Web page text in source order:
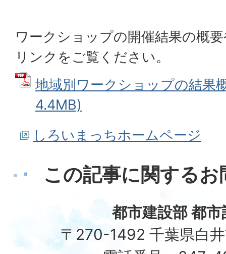
ワークショップの開催結果の概
リンクをご覧ください。
地域別ワークショップの結果
4.4MB)
しろいまっちホームページ
この記事に関する
都市建設部 都市
〒270-1492 千葉県白